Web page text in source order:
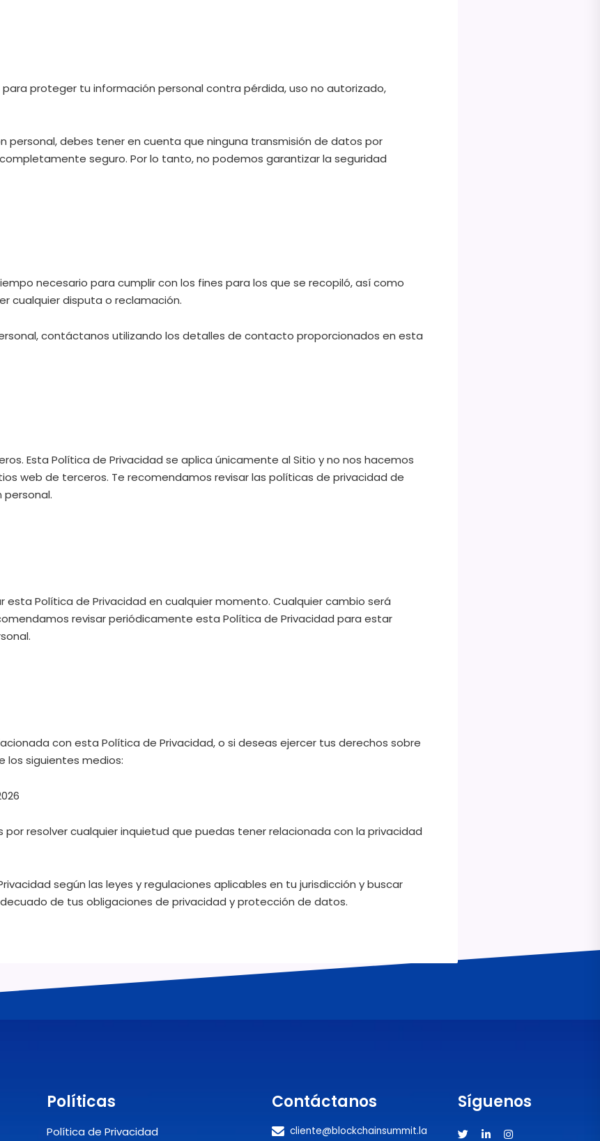
proteger tu información personal contra pérdida, uso no autorizado,
personal, debes tener en cuenta que ninguna transmisión de datos por
seguro. Por lo tanto, no podemos garantizar la seguridad
necesario para cumplir con los fines para los que se recopiló, así como
cualquier disputa o reclamación.
contáctanos utilizando los detalles de contacto proporcionados en esta
Esta Política de Privacidad se aplica únicamente al Sitio y no nos hacemos
web de terceros. Te recomendamos revisar las políticas de privacidad de
esta Política de Privacidad en cualquier momento. Cualquier cambio será
revisar periódicamente esta Política de Privacidad para estar
con esta Política de Privacidad, o si deseas ejercer tus derechos sobre
los siguientes medios:
resolver cualquier inquietud que puedas tener relacionada con la privacidad
según las leyes y regulaciones aplicables en tu jurisdicción y buscar
de tus obligaciones de privacidad y protección de datos.
Políticas
Política de Privacidad
Contáctanos
cliente@blockchainsummit.la
Síguenos